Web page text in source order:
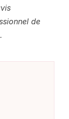
de